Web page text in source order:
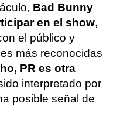
Bad Bunny
en el show,
el público y
más reconocidas
PR es otra
interpretado por
posible señal de